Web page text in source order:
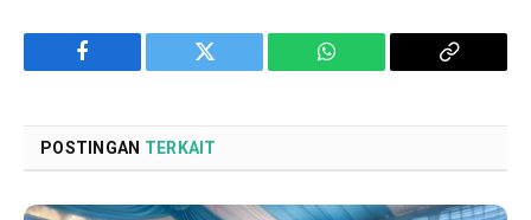
Facebook Twitter WhatsApp
Copy
POSTINGAN TERKAIT